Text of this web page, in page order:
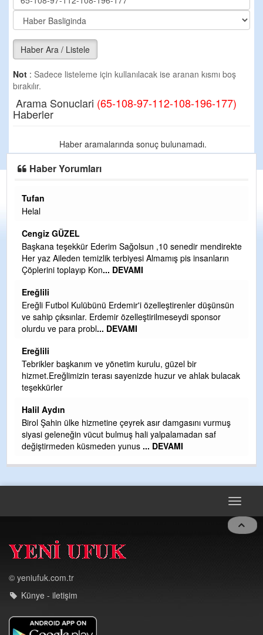
Haber Ara / Listele
Not : Sadece listeleme için kullanılacak ise aranan kısmı boş
bırakılır.
Arama Sonuclari (65-108-97-112-108-196-177)
Haberler
Haber aramalarında sonuç bulunamadı.
Haber Yorumları
Tufan
Helal
Cengiz GÜZEL
Başkana teşekkür Ederim Sağolsun ,10 senedir mendirekte
Her yaz Aileden temizlik terbiyesi Almamış pis insanların
Çöplerini toplayıp Kon... DEVAMI
Ereğlili
Ereğli Futbol Kulübünü Erdemir'i özelleştirenler düşünsün
ve sahip çıksınlar. Erdemir özelleştirilmeseydi sponsor
olurdu ve para probl... DEVAMI
Ereğlili
Tebrikler başkanım ve yönetim kurulu, güzel bir
hizmet.Ereğlimizin terası sayenizde huzur ve ahlak bulacak
teşekkürler
Halil Aydın
Birol Şahin ülke hizmetine çeyrek asır damgasını vurmuş
siyasi geleneğin vücut bulmuş hali yalpalamadan saf
değiştirmeden küsmeden yunus ... DEVAMI
Toggle
© yeniufuk.com.tr
Künye - iletişim